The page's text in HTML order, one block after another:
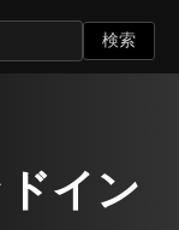
イン